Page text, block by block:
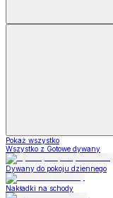
Pokaż wszystko
Wszystko z Gotowe dywany
Dywany do pokoju dziennego
Nakładki na schody